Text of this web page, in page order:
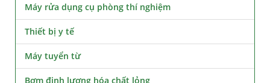
Máy rửa dụng cụ phòng thí nghiệm
Thiết bị y tế
Máy tuyển từ
Bơm định lượng hóa chất lỏng